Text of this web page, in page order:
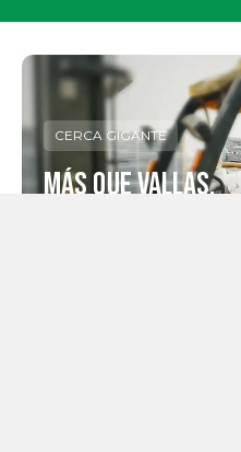
CERCA GIGANTE
Más que vallas,